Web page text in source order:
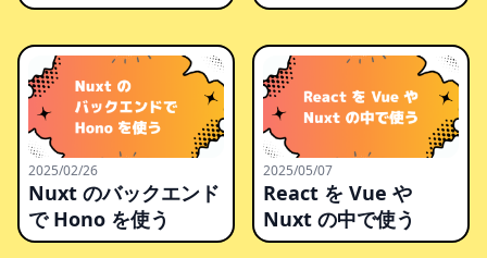
2025/02/26
Nuxt のバックエンド
で Hono を使う
2025/05/07
React を Vue や
Nuxt の中で使う